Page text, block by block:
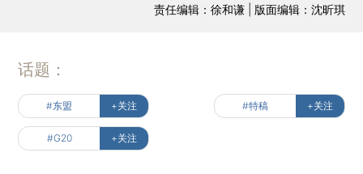
责任编辑：徐和谦 | 版面编辑：沈昕琪
话题：
#东盟 +关注 #特稿 +关注
#G20 +关注